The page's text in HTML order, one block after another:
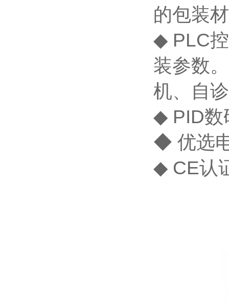
的包装
◆ PLC
装参数
机、自
◆ PID数
◆ 优选
◆ CE认